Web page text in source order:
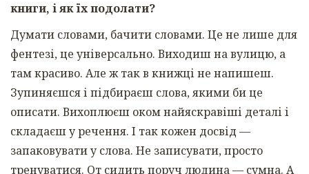
книги, і як їх подолати?
Думати словами, бачити словами. Це не лише для
фентезі, це універсально. Виходиш на вулицю, а
там красиво. Але ж так в книжці не напишеш.
Зупиняєшся і підбираєш слова, якими би це
описати. Вихоплюєш оком найяскравіші деталі і
складаєш у речення. І так кожен досвід —
запаковувати у слова. Не записувати, просто
тренуватися. От сидить поруч людина — сумна. А